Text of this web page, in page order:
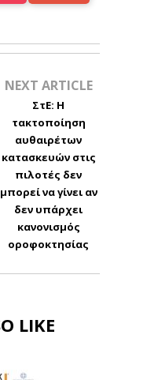
NEXT ARTICLE
ΣτΕ: Η
τακτοποίηση
αυθαιρέτων
κατασκευών στις
πιλοτές δεν
μπορεί να γίνει αν
δεν υπάρχει
κανονισμός
οροφοκτησίας
LIKE